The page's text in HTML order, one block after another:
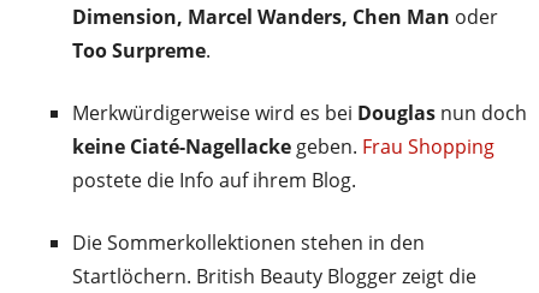
Dimension, Marcel Wanders, Chen Man oder
Too Surpreme.
Merkwürdigerweise wird es bei Douglas nun doch
keine Ciaté-Nagellacke geben. Frau Shopping
postete die Info auf ihrem Blog.
Die Sommerkollektionen stehen in den
Startlöchern. British Beauty Blogger zeigt die